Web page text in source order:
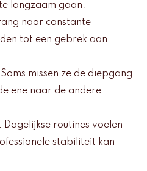
langzaam gaan.
naar constante
tot een gebrek aan
Soms missen ze de diepgang
ene naar de andere
: Dagelijkse routines voelen
stabiliteit kan